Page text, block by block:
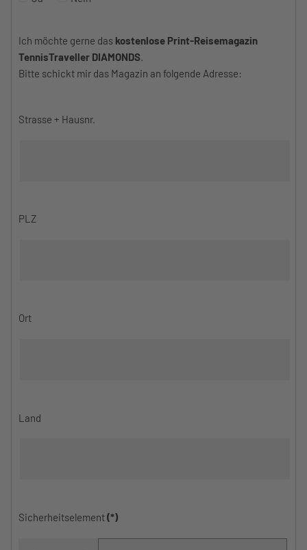
Ich möchte gerne das kostenlose Print-Reisemagazin
TennisTraveller DIAMONDS.
Bitte schickt mir das Magazin an folgende Adresse:
Strasse + Hausnr.
PLZ
Ort
Land
Sicherheitselement(*)